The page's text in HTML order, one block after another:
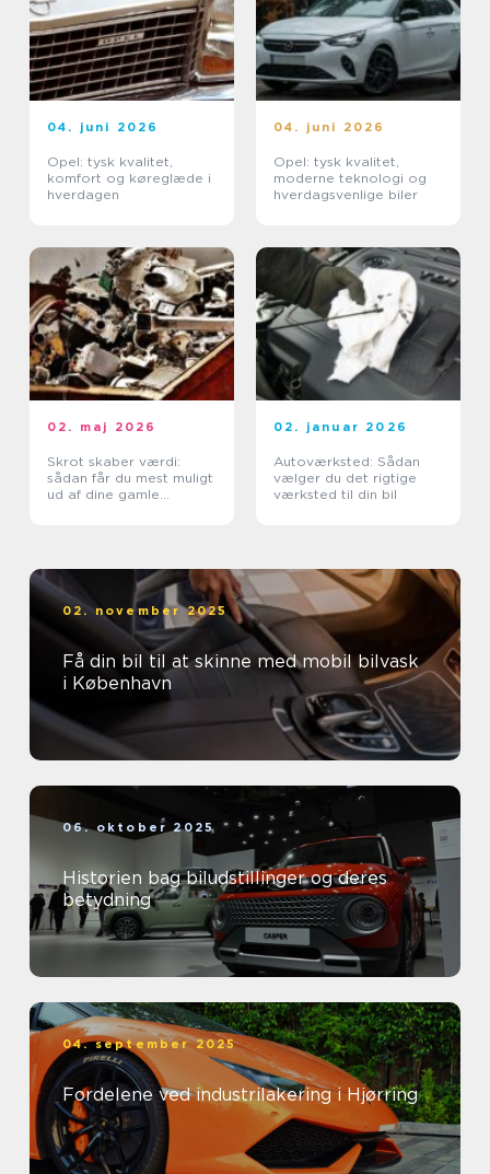
04. juni 2026
Opel: tysk kvalitet,
komfort og køreglæde i
hverdagen
04. juni 2026
Opel: tysk kvalitet,
moderne teknologi og
hverdagsvenlige biler
02. maj 2026
Skrot skaber værdi:
sådan får du mest muligt
ud af dine gamle
02. januar 2026
Autoværksted: Sådan
vælger du det rigtige
værksted til din bil
02. november 2025
Få din bil til at skinne med mobil bilvask
i København
06. oktober 2025
Historien bag biludstillinger og deres
betydning
04. september 2025
Fordelene ved industrilakering i Hjørring